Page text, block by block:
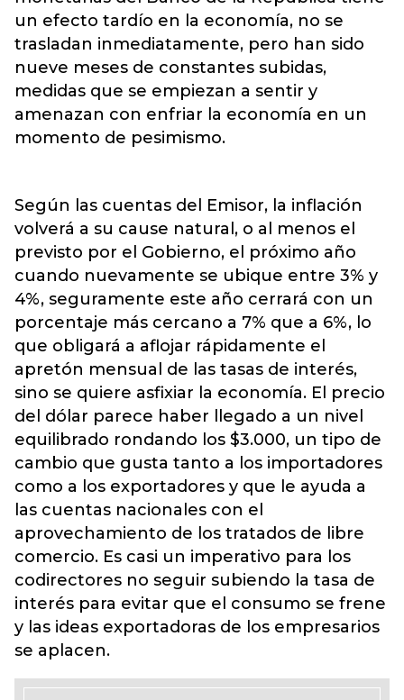
un efecto tardío en la economía, no se
trasladan inmediatamente, pero han sido
nueve meses de constantes subidas,
medidas que se empiezan a sentir y
amenazan con enfriar la economía en un
momento de pesimismo.
Según las cuentas del Emisor, la inflación
volverá a su cause natural, o al menos el
previsto por el Gobierno, el próximo año
cuando nuevamente se ubique entre 3% y
4%, seguramente este año cerrará con un
porcentaje más cercano a 7% que a 6%, lo
que obligará a aflojar rápidamente el
apretón mensual de las tasas de interés,
sino se quiere asfixiar la economía. El precio
del dólar parece haber llegado a un nivel
equilibrado rondando los $3.000, un tipo de
cambio que gusta tanto a los importadores
como a los exportadores y que le ayuda a
las cuentas nacionales con el
aprovechamiento de los tratados de libre
comercio. Es casi un imperativo para los
codirectores no seguir subiendo la tasa de
interés para evitar que el consumo se frene
y las ideas exportadoras de los empresarios
se aplacen.